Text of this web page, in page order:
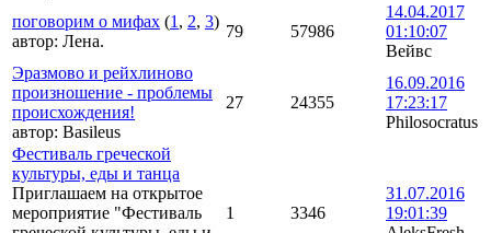
поговорим о мифах (1 , 2, 3)
автор: Лена.
79 57986
14.04.2017
01:10:07
Вейвс
Эразмово и рейхлиново
произношение - проблемы
происхождения!
автор: Basileus
27 24355
16.09.2016
17:23:17
Philosocratus
Фестиваль греческой
культуры, еды и танца
Приглашаем на открытое
мероприятие "Фестиваль
1 3346
31.07.2016
19:01:39